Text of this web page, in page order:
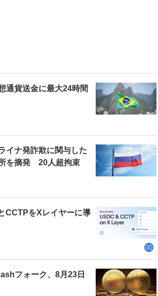
通貨送金に最大24時間
イナ発詐欺に関与した
を摘発 20人超拘束
CCTPをXレイヤーに導
フォーク、8月23日